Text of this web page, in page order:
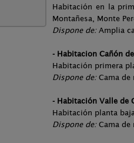
Habitación en la
Montañesa, Monte
Dispone de:Amplia
- Habitacion Cañón
Habitación primera
Dispone de:Cama de
- Habitación Valle de
Habitación planta
Dispone de:Cama de